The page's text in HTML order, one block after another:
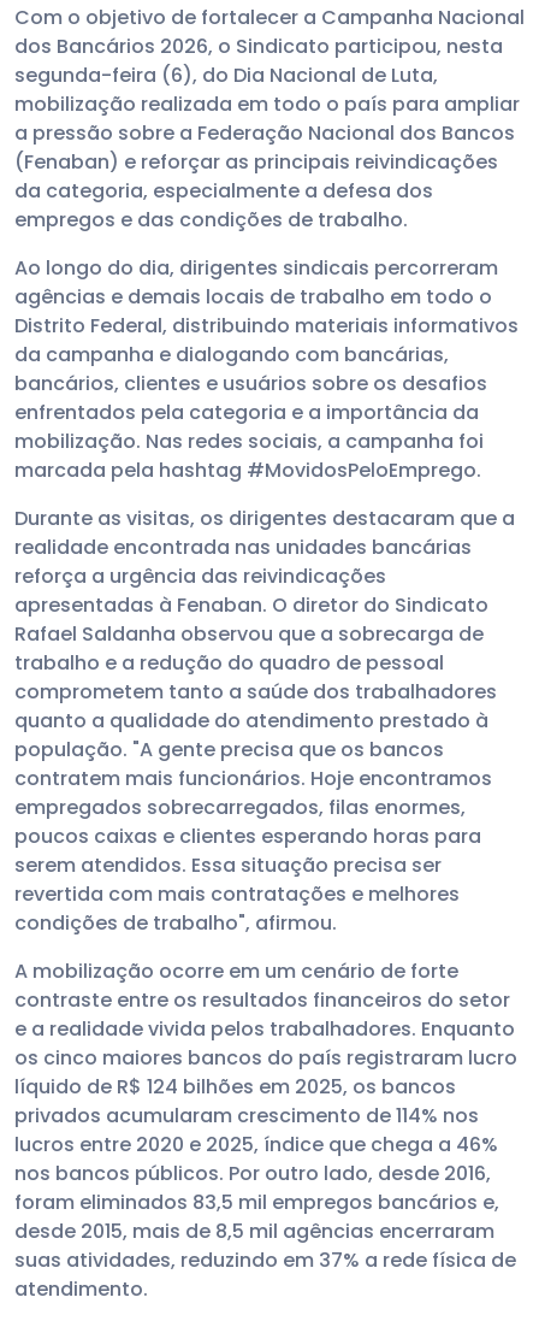
Com o objetivo de fortalecer a Campanha Nacional
dos Bancários 2026, o Sindicato participou, nesta
segunda-feira (6), do Dia Nacional de Luta,
mobilização realizada em todo o país para ampliar
a pressão sobre a Federação Nacional dos Bancos
(Fenaban) e reforçar as principais reivindicações
da categoria, especialmente a defesa dos
empregos e das condições de trabalho.
Ao longo do dia, dirigentes sindicais percorreram
agências e demais locais de trabalho em todo o
Distrito Federal, distribuindo materiais informativos
da campanha e dialogando com bancárias,
bancários, clientes e usuários sobre os desafios
enfrentados pela categoria e a importância da
mobilização. Nas redes sociais, a campanha foi
marcada pela hashtag #MovidosPeloEmprego.
Durante as visitas, os dirigentes destacaram que a
realidade encontrada nas unidades bancárias
reforça a urgência das reivindicações
apresentadas à Fenaban. O diretor do Sindicato
Rafael Saldanha observou que a sobrecarga de
trabalho e a redução do quadro de pessoal
comprometem tanto a saúde dos trabalhadores
quanto a qualidade do atendimento prestado à
população. "A gente precisa que os bancos
contratem mais funcionários. Hoje encontramos
empregados sobrecarregados, filas enormes,
poucos caixas e clientes esperando horas para
serem atendidos. Essa situação precisa ser
revertida com mais contratações e melhores
condições de trabalho", afirmou.
A mobilização ocorre em um cenário de forte
contraste entre os resultados financeiros do setor
e a realidade vivida pelos trabalhadores. Enquanto
os cinco maiores bancos do país registraram lucro
líquido de R$ 124 bilhões em 2025, os bancos
privados acumularam crescimento de 114% nos
lucros entre 2020 e 2025, índice que chega a 46%
nos bancos públicos. Por outro lado, desde 2016,
foram eliminados 83,5 mil empregos bancários e,
desde 2015, mais de 8,5 mil agências encerraram
suas atividades, reduzindo em 37% a rede física de
atendimento.